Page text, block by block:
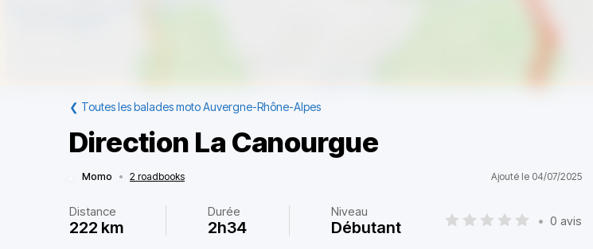
❮ Toutes les balades moto Auvergne-Rhône-Alpes
Direction La Canourgue
Momo • 2 roadbooks Ajouté le 04/07/2025
Distance
222 km
Durée
2h34
Niveau
Débutant • 0 avis